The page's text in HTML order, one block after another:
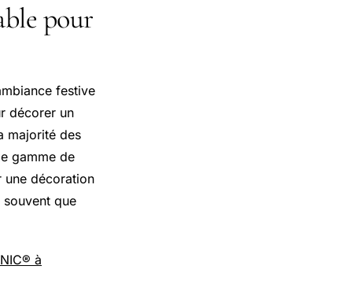
pour
festive
décorer un
majorité des
gamme de
une décoration
que
à